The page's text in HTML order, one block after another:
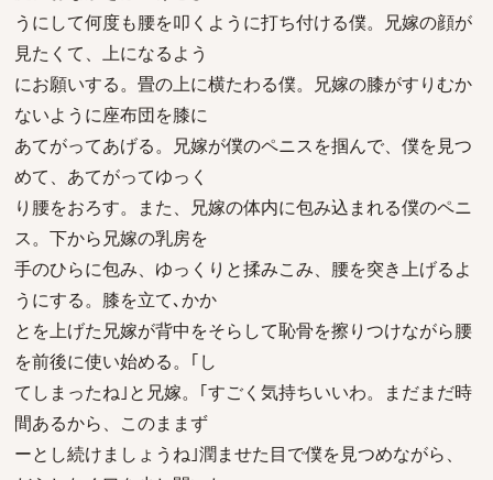
うにして何度も腰を叩くように打ち付ける僕。兄嫁の顔が
見たくて、上になるよう
にお願いする。畳の上に横たわる僕。兄嫁の膝がすりむか
ないように座布団を膝に
あてがってあげる。兄嫁が僕のペニスを掴んで、僕を見つ
めて、あてがってゆっく
り腰をおろす。また、兄嫁の体内に包み込まれる僕のペニ
ス。下から兄嫁の乳房を
手のひらに包み、ゆっくりと揉みこみ、腰を突き上げるよ
うにする。膝を立て､かか
とを上げた兄嫁が背中をそらして恥骨を擦りつけながら腰
を前後に使い始める。｢し
てしまったね｣と兄嫁。｢すごく気持ちいいわ。まだまだ時
間あるから、このままず
ーとし続けましょうね｣潤ませた目で僕を見つめながら、